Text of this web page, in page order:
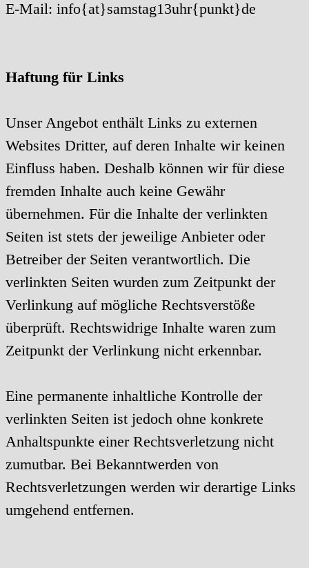
E-Mail: info{at}samstag13uhr{punkt}de
Haftung für Links
Unser Angebot enthält Links zu externen
Websites Dritter, auf deren Inhalte wir keinen
Einfluss haben. Deshalb können wir für diese
fremden Inhalte auch keine Gewähr
übernehmen. Für die Inhalte der verlinkten
Seiten ist stets der jeweilige Anbieter oder
Betreiber der Seiten verantwortlich. Die
verlinkten Seiten wurden zum Zeitpunkt der
Verlinkung auf mögliche Rechtsverstöße
überprüft. Rechtswidrige Inhalte waren zum
Zeitpunkt der Verlinkung nicht erkennbar.
Eine permanente inhaltliche Kontrolle der
verlinkten Seiten ist jedoch ohne konkrete
Anhaltspunkte einer Rechtsverletzung nicht
zumutbar. Bei Bekanntwerden von
Rechtsverletzungen werden wir derartige Links
umgehend entfernen.